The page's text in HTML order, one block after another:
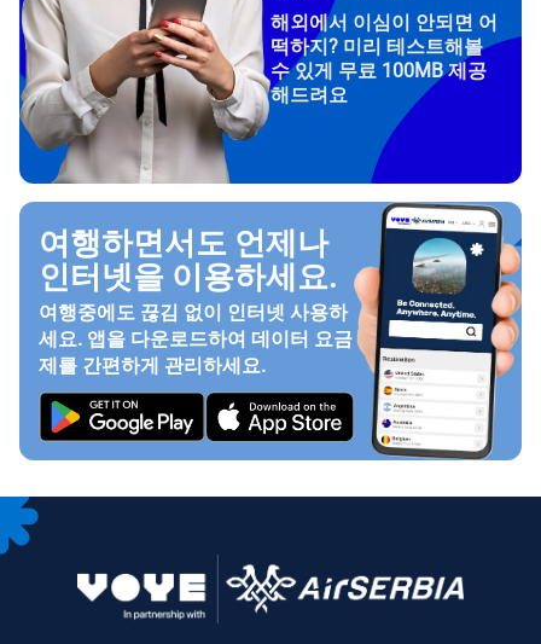
해외에서 이심이 안되면 어
떡하지? 미리 테스트해볼
수 있게 무료 100MB 제공
해드려요
여행하면서도 언제나
인터넷을 이용하세요.
여행중에도 끊김 없이 인터넷 사용하
세요. 앱을 다운로드하여 데이터 요금
제를 간편하게 관리하세요.